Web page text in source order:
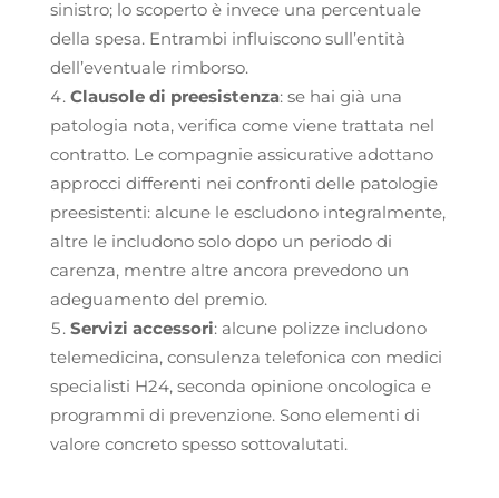
sinistro; lo scoperto è invece una percentuale
della spesa. Entrambi influiscono sull’entità
dell’eventuale rimborso.
Clausole di preesistenza: se hai già una
patologia nota, verifica come viene trattata nel
contratto. Le compagnie assicurative adottano
approcci differenti nei confronti delle patologie
preesistenti: alcune le escludono integralmente,
altre le includono solo dopo un periodo di
carenza, mentre altre ancora prevedono un
adeguamento del premio.
Servizi accessori: alcune polizze includono
telemedicina, consulenza telefonica con medici
specialisti H24, seconda opinione oncologica e
programmi di prevenzione. Sono elementi di
valore concreto spesso sottovalutati.